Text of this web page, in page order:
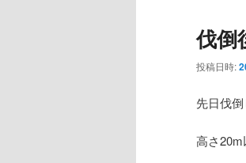
伐倒
投稿日時:
先日伐倒
高さ